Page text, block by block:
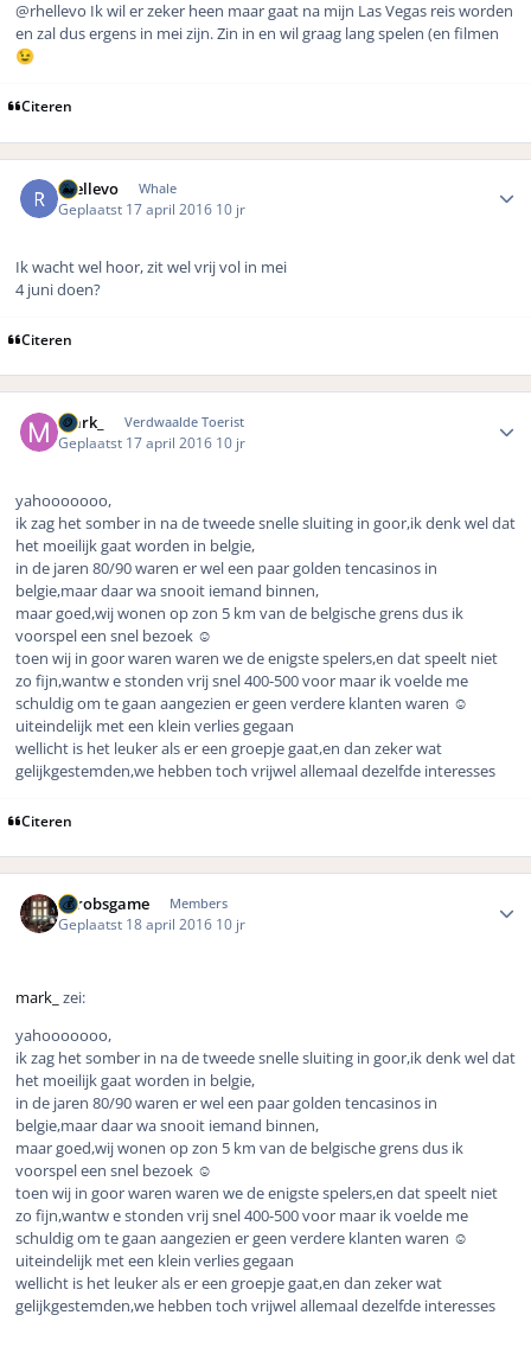
@rhellevo Ik wil er zeker heen maar gaat na mijn Las Vegas reis worden
en zal dus ergens in mei zijn. Zin in en wil graag lang spelen (en filmen
😉
Citeren
rhellevo Whale
Geplaatst 17 april 2016 10 jr
Ik wacht wel hoor, zit wel vrij vol in mei
4 juni doen?
Citeren
mark_ Verdwaalde Toerist
Geplaatst 17 april 2016 10 jr
yahooooooo,
ik zag het somber in na de tweede snelle sluiting in goor,ik denk wel dat
het moeilijk gaat worden in belgie,
in de jaren 80/90 waren er wel een paar golden tencasinos in
belgie,maar daar wa snooit iemand binnen,
maar goed,wij wonen op zon 5 km van de belgische grens dus ik
voorspel een snel bezoek ☺️
toen wij in goor waren waren we de enigste spelers,en dat speelt niet
zo fijn,wantw e stonden vrij snel 400-500 voor maar ik voelde me
schuldig om te gaan aangezien er geen verdere klanten waren ☺️
uiteindelijk met een klein verlies gegaan
wellicht is het leuker als er een groepje gaat,en dan zeker wat
gelijkgestemden,we hebben toch vrijwel allemaal dezelfde interesses
Citeren
eurobsgame Members
Geplaatst 18 april 2016 10 jr
mark_ zei:
yahooooooo,
ik zag het somber in na de tweede snelle sluiting in goor,ik denk wel dat
het moeilijk gaat worden in belgie,
in de jaren 80/90 waren er wel een paar golden tencasinos in
belgie,maar daar wa snooit iemand binnen,
maar goed,wij wonen op zon 5 km van de belgische grens dus ik
voorspel een snel bezoek ☺️
toen wij in goor waren waren we de enigste spelers,en dat speelt niet
zo fijn,wantw e stonden vrij snel 400-500 voor maar ik voelde me
schuldig om te gaan aangezien er geen verdere klanten waren ☺️
uiteindelijk met een klein verlies gegaan
wellicht is het leuker als er een groepje gaat,en dan zeker wat
gelijkgestemden,we hebben toch vrijwel allemaal dezelfde interesses